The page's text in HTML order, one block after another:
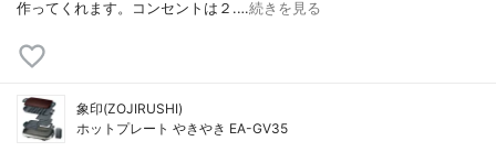
作ってくれます。コンセントは２.…続きを見る
象印(ZOJIRUSHI)
ホットプレート やきやき EA-GV35